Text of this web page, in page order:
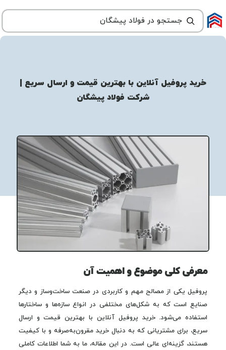
خرید پروفیل آنلاین با بهترین قیمت و ارسال سریع |
شرکت فولاد پیشگان
معرفی کلی موضوع و اهمیت آن
پروفیل یکی از مصالح مهم و کاربردی در صنعت ساخت‌وساز و دیگر
صنایع است که به شکل‌های مختلفی در انواع سازه‌ها و ساختارها
استفاده می‌شود. خرید پروفیل آنلاین با بهترین قیمت و ارسال
سریع، برای مشتریانی که به دنبال خرید مقرون‌به‌صرفه و با کیفیت
هستند، گزینه‌ای عالی است. در این مقاله، ما به شما اطلاعات کاملی